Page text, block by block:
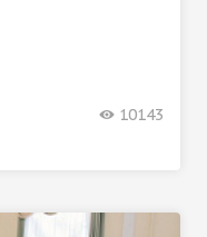
10143